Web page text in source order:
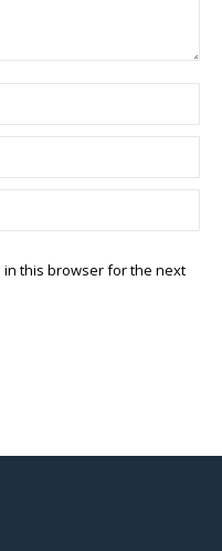
in this browser for the next